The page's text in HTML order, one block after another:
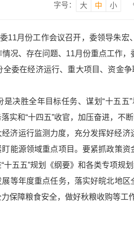
字号：
大 中 小
11月份工作会议召开，委领导朱
况、存在问题、11月份重点工作，
全委在经济运行、重大项目、资金
是决胜全年目标任务、谋划“十五
实和“十四五”收官，加压奋进，不
济运行监测力度，充分发挥好经
能源领域重点项目。要紧抓政策
十五五”规划《纲要》和各类专项规
等年度重点任务，落实好皖北地
保障粮食安全，做好秋粮收购等工